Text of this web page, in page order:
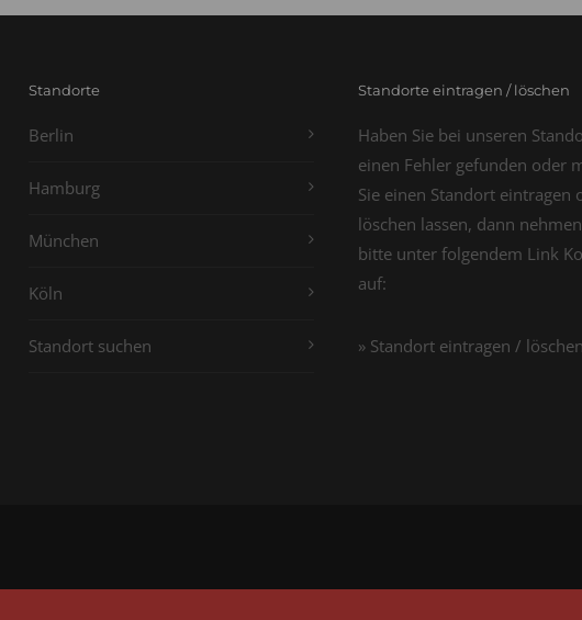
Standorte
Berlin
Hamburg
München
Köln
Standort suchen
Standorte eintragen / löschen
Haben Sie bei unseren
einen Fehler gefunden oder
Sie einen Standort eintragen
löschen lassen, dann
bitte unter folgendem Link
auf:
» Standort eintragen / löschen